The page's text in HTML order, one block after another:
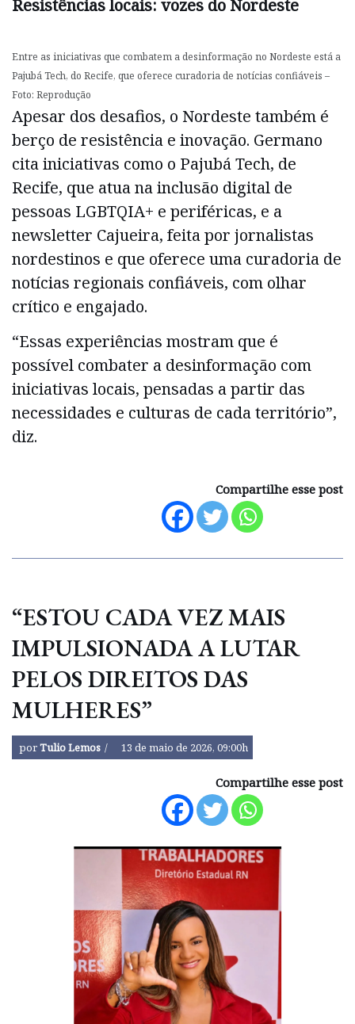
Resistências locais: vozes do Nordeste
Entre as iniciativas que combatem a desinformação no Nordeste está a
Pajubá Tech, do Recife, que oferece curadoria de notícias confiáveis –
Foto: Reprodução
Apesar dos desafios, o Nordeste também é
berço de resistência e inovação. Germano
cita iniciativas como o Pajubá Tech, de
Recife, que atua na inclusão digital de
pessoas LGBTQIA+ e periféricas, e a
newsletter Cajueira, feita por jornalistas
nordestinos e que oferece uma curadoria de
notícias regionais confiáveis, com olhar
crítico e engajado.
“Essas experiências mostram que é
possível combater a desinformação com
iniciativas locais, pensadas a partir das
necessidades e culturas de cada território”,
diz.
Compartilhe esse post
“ESTOU CADA VEZ MAIS
IMPULSIONADA A LUTAR
PELOS DIREITOS DAS
MULHERES”
porTulio Lemos 13 de maio de 2026, 09:00h
Compartilhe esse post